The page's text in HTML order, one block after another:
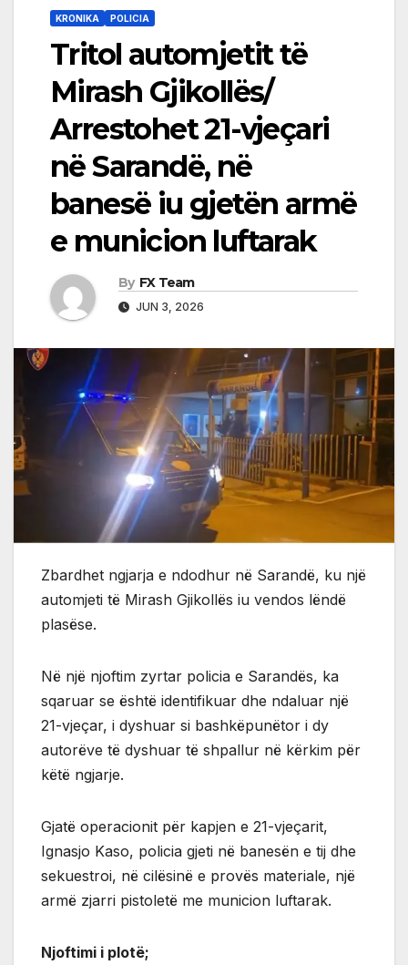
KRONIKA POLICIA
Tritol automjetit të
Mirash Gjikollës/
Arrestohet 21-vjeçari
në Sarandë, në
banesë iu gjetën armë
e municion luftarak
By FX Team
JUN 3, 2026
Zbardhet ngjarja e ndodhur në Sarandë, ku një
automjeti të Mirash Gjikollës iu vendos lëndë
plasëse.
Në një njoftim zyrtar policia e Sarandës, ka
sqaruar se është identifikuar dhe ndaluar një
21-vjeçar, i dyshuar si bashkëpunëtor i dy
autorëve të dyshuar të shpallur në kërkim për
këtë ngjarje.
Gjatë operacionit për kapjen e 21-vjeçarit,
Ignasjo Kaso, policia gjeti në banesën e tij dhe
sekuestroi, në cilësinë e provës materiale, një
armë zjarri pistoletë me municion luftarak.
Njoftimi i plotë;